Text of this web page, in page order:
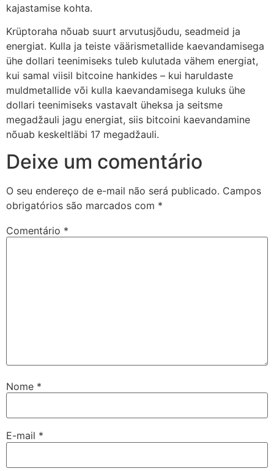
kajastamise kohta.
Krüptoraha nõuab suurt arvutusjõudu, seadmeid ja
energiat. Kulla ja teiste väärismetallide kaevandamisega
ühe dollari teenimiseks tuleb kulutada vähem energiat,
kui samal viisil bitcoine hankides – kui haruldaste
muldmetallide või kulla kaevandamisega kuluks ühe
dollari teenimiseks vastavalt üheksa ja seitsme
megadžauli jagu energiat, siis bitcoini kaevandamine
nõuab keskeltläbi 17 megadžauli.
Deixe um comentário
O seu endereço de e-mail não será publicado. Campos
obrigatórios são marcados com *
Comentário *
Nome *
E-mail *